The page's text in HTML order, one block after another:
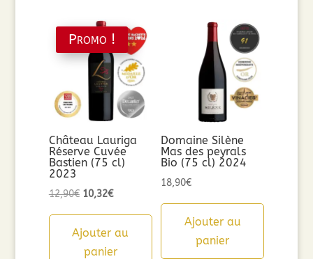
Promo !
Château Lauriga
Réserve Cuvée
Bastien (75 cl)
2023
12,90€ Le
initial
était :
10,32€Le
actuel
est :
Ajouter au
panier
Domaine Silène
Mas des peyrals
Bio (75 cl) 2024
18,90€
Ajouter au
panier